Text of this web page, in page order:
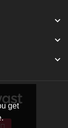
get